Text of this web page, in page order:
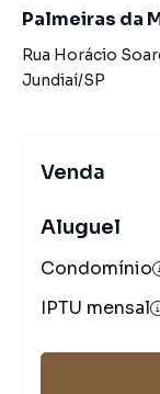
Palmeiras da
Rua Horácio
Jundiaí/SP
Venda
Aluguel
Condomínio
IPTU mensal